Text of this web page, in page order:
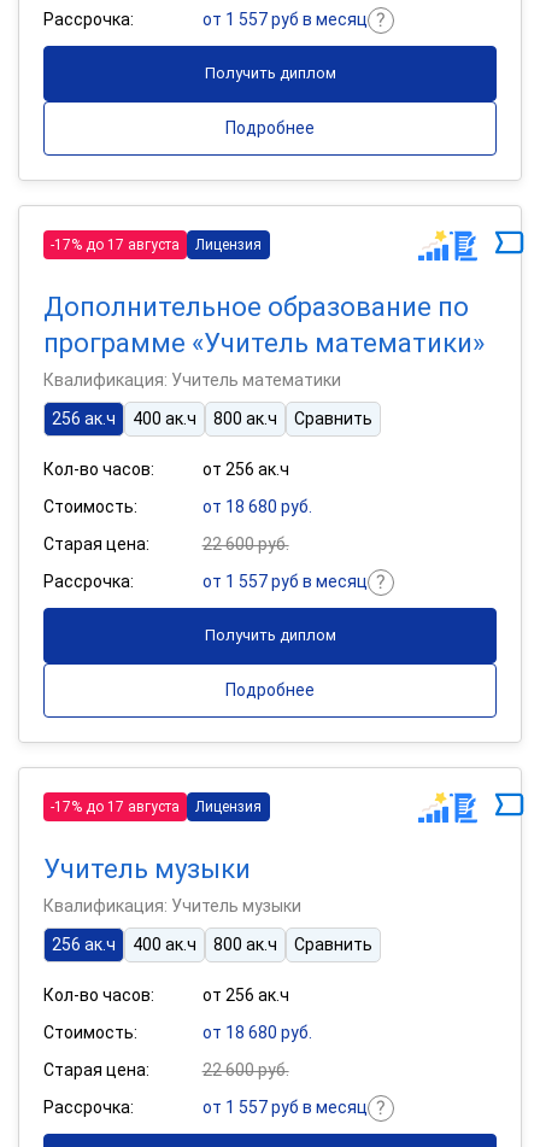
Рассрочка: от 1 557 руб в месяц
Получить диплом
Подробнее
-17% до 17 августа Лицензия
Дополнительное образование по
программе «Учитель математики»
Квалификация: Учитель математики
256 ак.ч
400 ак.ч 800 ак.ч Сравнить
Кол-во часов:
от 256 ак.ч
Стоимость:
от 18 680 руб.
Старая цена:
22 600 руб.
Рассрочка:
от 1 557 руб в месяц
Получить диплом
Подробнее
-17% до 17 августа Лицензия
Учитель музыки
Квалификация: Учитель музыки
256 ак.ч
400 ак.ч 800 ак.ч Сравнить
Кол-во часов:
от 256 ак.ч
Стоимость:
от 18 680 руб.
Старая цена:
22 600 руб.
Рассрочка:
от 1 557 руб в месяц